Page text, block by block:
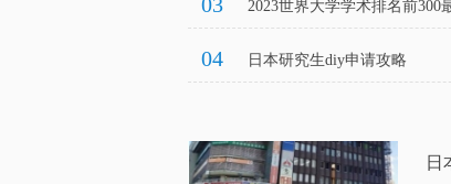
2023世界大学学术排名前300
04 日本研究生diy申请攻略
日